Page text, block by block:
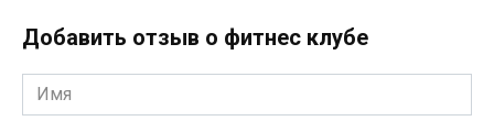
Добавить отзыв о фитнес клубе
Имя
*